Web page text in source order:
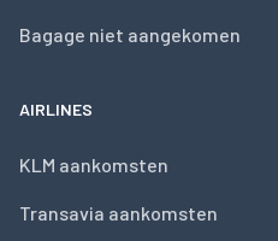
Bagage niet aangekomen
AIRLINES
KLM aankomsten
Transavia aankomsten